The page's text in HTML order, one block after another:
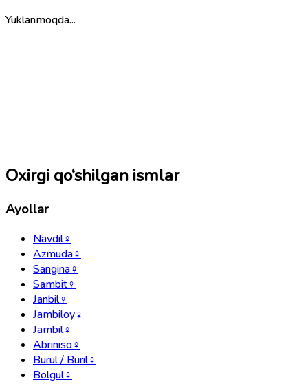
Yuklanmoqda...
Oxirgi qo‘shilgan ismlar
Ayollar
Navdil♀
Azmuda♀
Sangina♀
Sambit♀
Janbil♀
Jambiloy♀
Jambil♀
Abriniso♀
Burul / Buril♀
Bolgul♀